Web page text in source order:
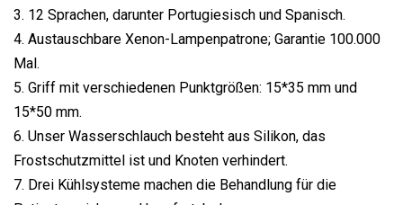
3. 12 Sprachen, darunter Portugiesisch und Spanisch.
4. Austauschbare Xenon-Lampenpatrone; Garantie 100.000
Mal.
5. Griff mit verschiedenen Punktgrößen: 15*35 mm und
15*50 mm.
6. Unser Wasserschlauch besteht aus Silikon, das
Frostschutzmittel ist und Knoten verhindert.
7. Drei Kühlsysteme machen die Behandlung für die